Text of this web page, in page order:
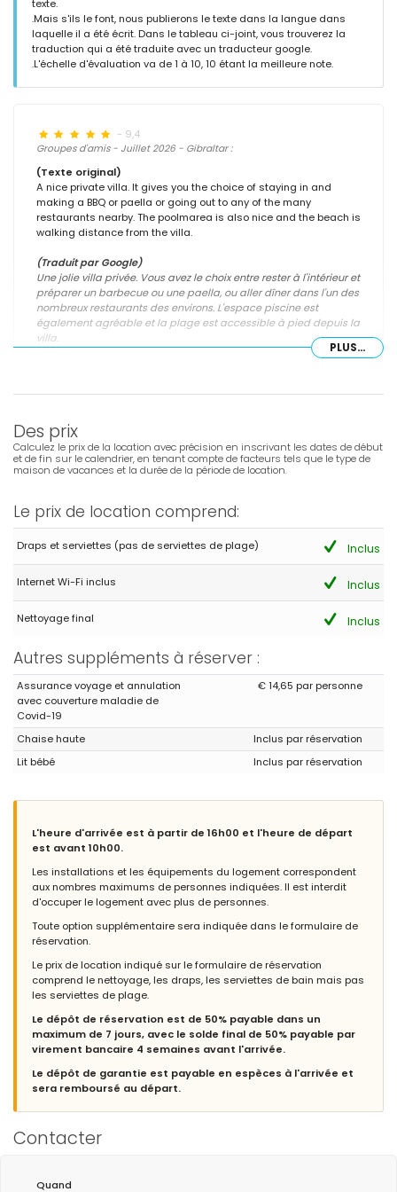
texte.
.Mais s'ils le font, nous publierons le texte dans la langue dans
laquelle il a été écrit. Dans le tableau ci-joint, vous trouverez la
traduction qui a été traduite avec un traducteur google.
.L'échelle d'évaluation va de 1 à 10, 10 étant la meilleure note.
- 9,4
Groupes d'amis - Juillet 2026 - Gibraltar :
(Texte original)
A nice private villa. It gives you the choice of staying in and
making a BBQ or paella or going out to any of the many
restaurants nearby. The poolmarea is also nice and the beach is
walking distance from the villa.
(Traduit par Google)
Une jolie villa privée. Vous avez le choix entre rester à l'intérieur et
préparer un barbecue ou une paella, ou aller dîner dans l'un des
nombreux restaurants des environs. L'espace piscine est
également agréable et la plage est accessible à pied depuis la
villa.
(Texte original)
Todo genial, agradecer a Inma su recibimiento y su calidad de
servicio.
Tout s'est très bien passé, merci à Inma pour son accueil et la
qualité de son service.
- 10,0
Couples d'âge mûr - Juin 2025 - Royaume-Uni :
Los Olivos could probably be described as the perfect house: the
interior is wonderfully spacious, the living area is especially
comfortable, the kitchen is the best equipped we've ever come
across, while the bedrooms have lots of storage space; outside,
the pool area is very extensive, with plenty of loungers and lots of
shade when needed; the garden is well spread out, with tall
trees providing adequate shade from the strong afternoon sun
and then there is the location: while situated on an amazingly
quite street, Los Olivos is less than five minutes walk from the
there are a number of highly-recommendable restaurants within
a short drive away is Chiclana, recommended for its surprisingly
good shopping, while a trip to Cadiz is well worth the fairly easy
(Traduit par Google)
Los Olivos pourrait probablement être décrit comme la maison
parfaite : l'intérieur est merveilleusement spacieux, le salon est
particulièrement confortable, la cuisine est la mieux équipée
beaucoup d'espace de rangement ; à l'extérieur, la piscine est
très vaste, avec beaucoup de chaises longues et beaucoup
d'ombre si nécessaire ; le jardin est bien étendu, avec de grands
arbres offrant une ombre adéquate contre le fort soleil de
l'après-midi et puis il y a l'emplacement : bien que situé dans
une rue incroyablement calme, Los Olivos est à moins de cinq
minutes à pied de la magnifique Playa La Barossa avec son
excellente promenade ; et il y a un certain nombre de
restaurants hautement recommandables à la même distance
boutiques étonnamment bonnes, tandis qu'un voyage à Cadix
vaut bien le voyage assez facile
PLUS...
Des prix
Calculez le prix de la location avec précision en inscrivant les dates de début
et de fin sur le calendrier, en tenant compte de facteurs tels que le type de
maison de vacances et la durée de la période de location.
Le prix de location comprend:
Draps et serviettes (pas de serviettes de plage) Inclus
Internet Wi-Fi inclus Inclus
Nettoyage final Inclus
Autres suppléments à réserver :
Assurance voyage et annulation
avec couverture maladie de
Covid-19
€ 14,65 par personne
Chaise haute
Inclus par réservation
Lit bébé
Inclus par réservation
L'heure d'arrivée est à partir de 16h00 et l'heure de départ
est avant 10h00.
Les installations et les équipements du logement correspondent
aux nombres maximums de personnes indiquées. Il est interdit
d'occuper le logement avec plus de personnes.
Toute option supplémentaire sera indiquée dans le formulaire de
réservation.
Le prix de location indiqué sur le formulaire de réservation
comprend le nettoyage, les draps, les serviettes de bain mais pas
les serviettes de plage.
Le dépôt de réservation est de 50% payable dans un
maximum de 7 jours, avec le solde final de 50% payable par
virement bancaire 4 semaines avant l'arrivée.
Le dépôt de garantie est payable en espèces à l'arrivée et
sera remboursé au départ.
Contacter
Quand